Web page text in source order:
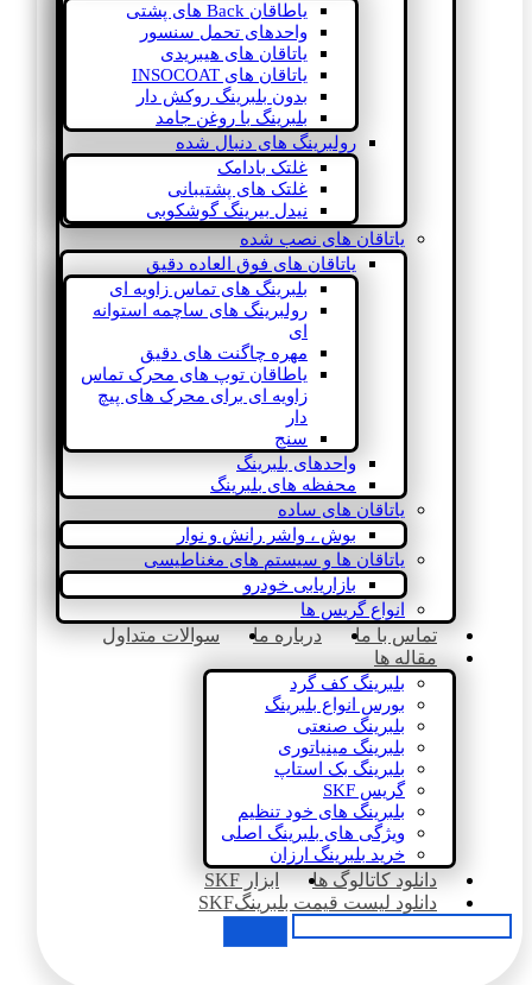
یاطاقان Back های پشتی
واحدهای تحمل سنسور
یاتاقان های هیبریدی
یاتاقان های INSOCOAT
بدون بلبرینگ روکش دار
بلبرینگ با روغن جامد
رولبرینگ های دنبال شده
غلتک بادامک
غلتک های پشتیبانی
نیدل بیرینگ گوشکوبی
یاتاقان های نصب شده
یاتاقان های فوق العاده دقیق
بلبرینگ های تماس زاویه ای
رولبرینگ های ساچمه استوانه
ای
مهره چاگنت های دقیق
یاطاقان توپ های محرک تماس
زاویه ای برای محرک های پیچ
دار
سنج
واحدهای بلبرینگ
محفظه های بلبرینگ
یاتاقان های ساده
بوش ، واشر رانش و نوار
یاتاقان ها و سیستم های مغناطیسی
بازاریابی خودرو
انواع گریس ها
تماس با ما درباره ما
سوالات متداول
مقاله ها
بلبرینگ کف گرد
بورس انواع بلبرینگ
بلبرینگ صنعتی
بلبرینگ مینیاتوری
بلبرینگ بک استاپ
گریس SKF
بلبرینگ های خود تنظیم
ویژگی های بلبرینگ اصلی
خرید بلبرینگ ارزان
دانلود کاتالوگ ها
ابزار SKF
دانلود لیست قیمت بلبرینگSKF